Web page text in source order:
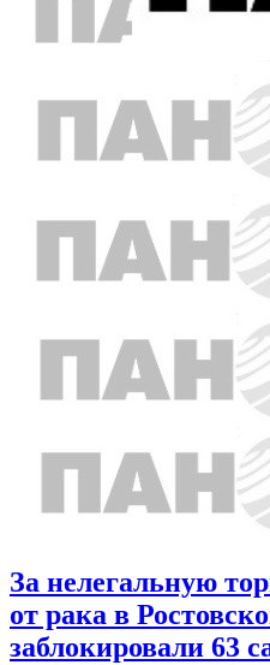
За нелегальную
от рака в
заблокировали 63